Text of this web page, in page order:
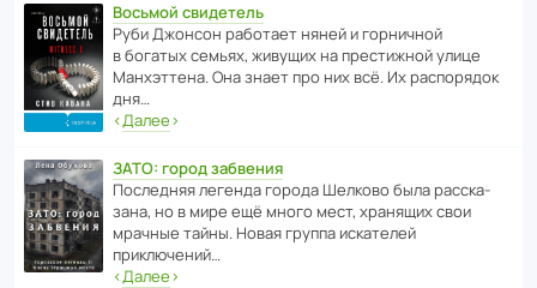
Восьмой свидетель
Руби Джонсон рабо­тает няней и горни­чной
в богатых семьях, живущих на прес­ти­жной улице
Манх­эт­тена. Она знает про них всё. Их распо­рядок
дня…
‹Далее›
ЗАТО: город забвения
После­дняя легенда города Шелково была расска­
зана, но в мире ещё много мест, хранящих свои
мрачные тайны. Новая группа иска­телей
приключений…
‹Далее›